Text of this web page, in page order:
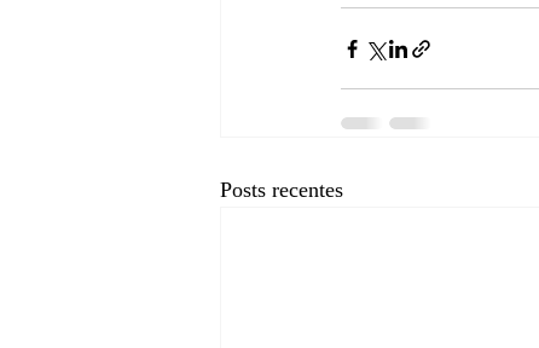
Posts recentes